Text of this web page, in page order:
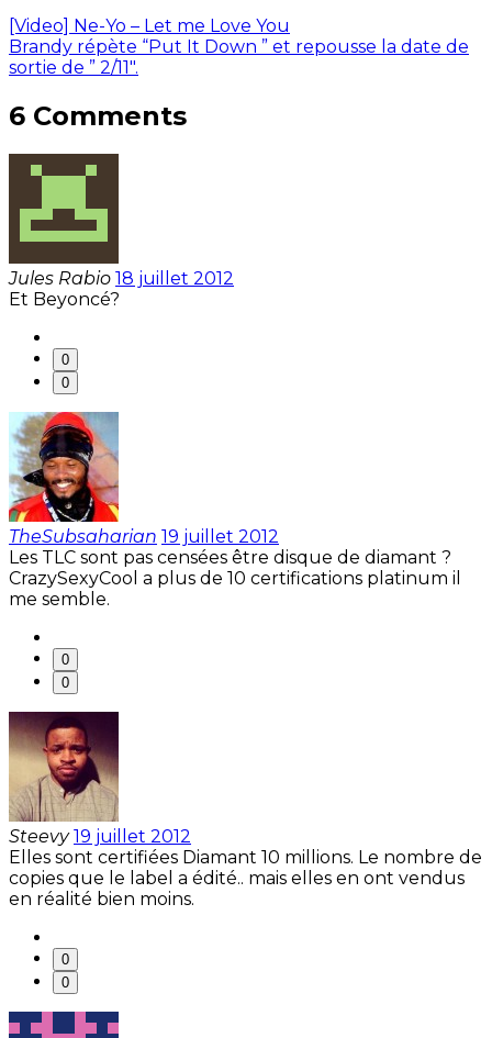
[Video] Ne-Yo – Let me Love You
Brandy répète “Put It Down ” et repousse la date de
sortie de ” 2/11″.
6 Comments
Jules Rabio 18 juillet 2012
Et Beyoncé?
0
0
TheSubsaharian 19 juillet 2012
Les TLC sont pas censées être disque de diamant ?
CrazySexyCool a plus de 10 certifications platinum il
me semble.
0
0
Steevy 19 juillet 2012
Elles sont certifiées Diamant 10 millions. Le nombre de
copies que le label a édité.. mais elles en ont vendus
en réalité bien moins.
0
0